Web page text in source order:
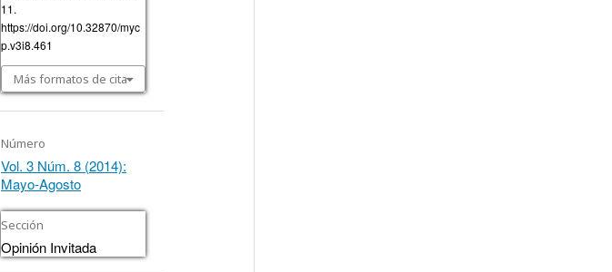
11.
https://doi.org/10.32870/myc
p.v3i8.461
Más formatos de cita
Número
Vol. 3 Núm. 8 (2014):
Mayo-Agosto
Sección
Opinión Invitada